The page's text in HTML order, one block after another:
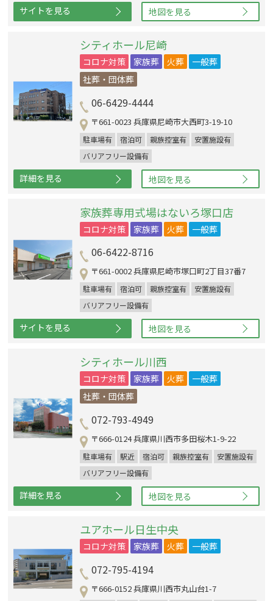
サイトを見る 地図を見る
シティホール尼崎
コロナ対策 家族葬 火葬
一般葬
社葬・団体葬
06-6429-4444
〒661-0023 兵庫県尼崎市大西町3-19-10
駐車場有 宿泊可 親族控室有
安置施設有
バリアフリー設備有
詳細を見る 地図を見る
家族葬専用式場はないろ塚口店
コロナ対策 家族葬 火葬 一般葬
06-6422-8716
〒661-0002 兵庫県尼崎市塚口町2丁目37番7
駐車場有 宿泊可 親族控室有
安置施設有
バリアフリー設備有
サイトを見る 地図を見る
シティホール川西
コロナ対策 家族葬 火葬
一般葬
社葬・団体葬
072-793-4949
〒666-0124 兵庫県川西市多田桜木1-9-22
駐車場有 駅近 宿泊可 親族控室有
安置施設有
バリアフリー設備有
詳細を見る 地図を見る
ユアホール日生中央
コロナ対策 家族葬 火葬 一般葬
072-795-4194
〒666-0152 兵庫県川西市丸山台1-7